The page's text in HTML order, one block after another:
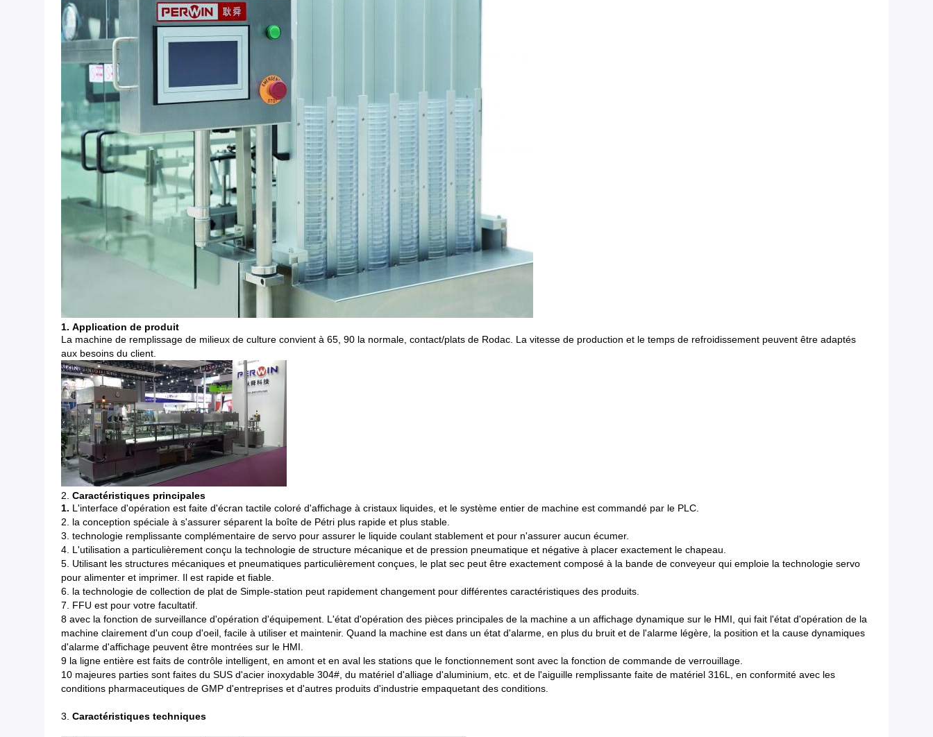
1. Application de produit
La machine de remplissage de milieux de culture convient à 65, 90 la normale, contact/plats de Rodac. La vitesse de production et le temps de refroidissement peuvent être adaptés
aux besoins du client.
2. Caractéristiques principales
1. L'interface d'opération est faite d'écran tactile coloré d'affichage à cristaux liquides, et le système entier de machine est commandé par le PLC.
2. la conception spéciale à s'assurer séparent la boîte de Pétri plus rapide et plus stable.
3. technologie remplissante complémentaire de servo pour assurer le liquide coulant stablement et pour n'assurer aucun écumer.
4. L'utilisation a particulièrement conçu la technologie de structure mécanique et de pression pneumatique et négative à placer exactement le chapeau.
5. Utilisant les structures mécaniques et pneumatiques particulièrement conçues, le plat sec peut être exactement composé à la bande de conveyeur qui emploie la technologie servo
pour alimenter et imprimer. Il est rapide et fiable.
6. la technologie de collection de plat de Simple-station peut rapidement changement pour différentes caractéristiques des produits.
7. FFU est pour votre facultatif.
8 avec la fonction de surveillance d'opération d'équipement. L'état d'opération des pièces principales de la machine a un affichage dynamique sur le HMI, qui fait l'état d'opération de la
machine clairement d'un coup d'oeil, facile à utiliser et maintenir. Quand la machine est dans un état d'alarme, en plus du bruit et de l'alarme légère, la position et la cause dynamiques
d'alarme d'affichage peuvent être montrées sur le HMI.
9 la ligne entière est faits de contrôle intelligent, en amont et en aval les stations que le fonctionnement sont avec la fonction de commande de verrouillage.
10 majeures parties sont faites du SUS d'acier inoxydable 304#, du matériel d'alliage d'aluminium, etc. et de l'aiguille remplissante faite de matériel 316L, en conformité avec les
conditions pharmaceutiques de GMP d'entreprises et d'autres produits d'industrie empaquetant des conditions.
3. Caractéristiques techniques